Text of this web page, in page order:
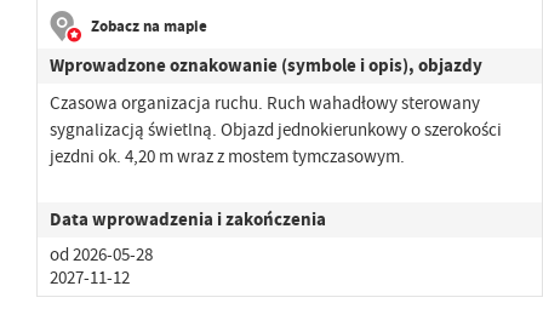
Zobacz na mapie
Wprowadzone oznakowanie (symbole i opis), objazdy
Czasowa organizacja ruchu. Ruch wahadłowy sterowany
sygnalizacją świetlną. Objazd jednokierunkowy o szerokości
jezdni ok. 4,20 m wraz z mostem tymczasowym.
Data wprowadzenia i zakończenia
od 2026-05-28
2027-11-12